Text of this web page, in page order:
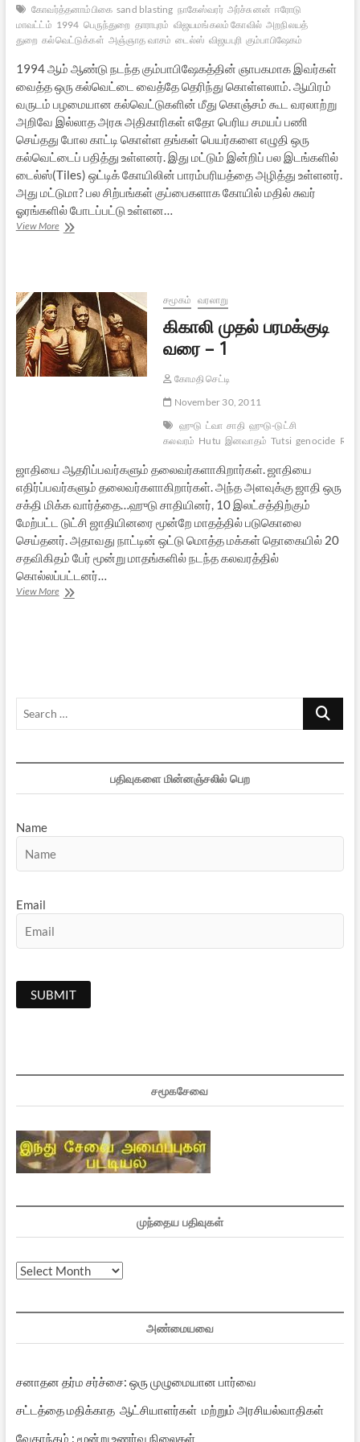
கோவர்த்தனாம்பிகை sand blasting நாகேஸ்வரர் அர்ச்சுனன் ஈரோடு
மாவட்ட்ம் 1994 பெருந்துறை தாராபுரம் விஜயமங்கலம் கோவில் அறநிலயத்
துறை கல்வெட்டுக்கள் அஞ்ஞாத வாசம் டைல்ஸ் விஜயபுரி கும்பாபிஷேகம்
1994 ஆம் ஆண்டு நடந்த கும்பாபிஷேகத்தின் ஞாபகமாக இவர்கள்
வைத்த ஒரு கல்வெட்டை வைத்தே தெரிந்து கொள்ளலாம். ஆயிரம்
வருடம் பழமையான கல்வெட்டுகளின் மீது கொஞ்சம் கூட வரலாற்று
அறிவே இல்லாத அரசு அதிகாரிகள் எதோ பெரிய சமயப் பணி
செய்தது போல காட்டி கொள்ள தங்கள் பெயர்களை எழுதி ஒரு
கல்வெட்டைப் பதித்து உள்ளனர். இது மட்டும் இன்றிப் பல இடங்களில்
டைல்ஸ்(Tiles) ஒட்டிக் கோயிலின் பாரம்பரியத்தை அழித்து உள்ளனர்.
அது மட்டுமா? பல சிற்பங்கள் குப்பைகளாக கோயில் மதில் சுவர்
ஓரங்களில் போடப்பட்டு உள்ளன…
View Moreஈரோடு
திருப்பணி
கொடுமைகள்
சமூகம் வரலாறு
கிகாலி முதல் பரமக்குடி
வரை – 1
கோமதி செட்டி
November 30, 2011
ஹுடு ட்வா சாதி ஹுடு-டுட்சி
கலவரம் Hutu இனவாதம் Tutsi genocide
ஜாதியை ஆதரிப்பவர்களும் தலைவர்களாகிறார்கள். ஜாதியை
எதிர்ப்பவர்களும் தலைவர்களாகிறார்கள். அந்த அளவுக்கு ஜாதி ஒரு
சக்தி மிக்க வார்த்தை…ஹுடு சாதியினர், 10 இலட்சத்திற்கும்
மேற்பட்ட டுட்சி ஜாதியினரை மூன்றே மாதத்தில் படுகொலை
செய்தனர். அதாவது நாட்டின் ஒட்டு மொத்த மக்கள் தொகையில் 20
சதவிகிதம் பேர் மூன்று மாதங்களில் நடந்த கலவரத்தில்
கொல்லப்பட்டனர்…
View Moreகிகாலி
Search
பதிவுகளை மின்னஞ்சலில் பெற
Name
Email
சமூகசேவை
முந்தைய பதிவுகள்
முந்தைய
அண்மையவை
சனாதன தர்ம சர்ச்சை: ஒரு முழுமையான பார்வை
சட்டத்தை மதிக்காத ஆட்சியாளர்கள் மற்றும் அரசியல்வாதிகள்
வேதாந்தம் : மூன்று உணர்வு நிலைகள்